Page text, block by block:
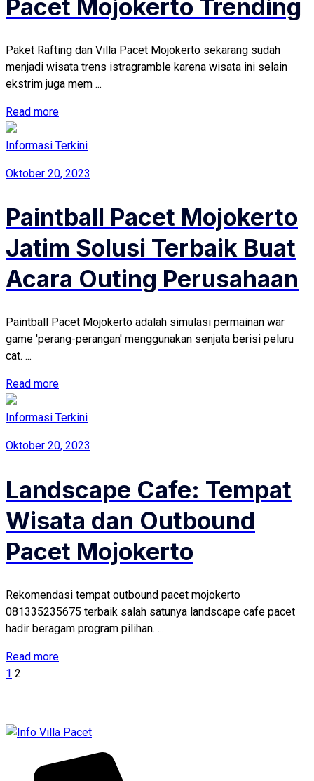
Pacet Mojokerto Trending
Paket Rafting dan Villa Pacet Mojokerto sekarang sudah
menjadi wisata trens istragramble karena wisata ini selain
ekstrim juga mem ...
Read more
Informasi Terkini
Oktober 20, 2023
Paintball Pacet Mojokerto
Jatim Solusi Terbaik Buat
Acara Outing Perusahaan
Paintball Pacet Mojokerto adalah simulasi permainan war
game 'perang-perangan' menggunakan senjata berisi peluru
cat. ...
Read more
Informasi Terkini
Oktober 20, 2023
Landscape Cafe: Tempat
Wisata dan Outbound
Pacet Mojokerto
Rekomendasi tempat outbound pacet mojokerto
081335235675 terbaik salah satunya landscape cafe pacet
hadir beragam program pilihan. ...
Read more
1 2